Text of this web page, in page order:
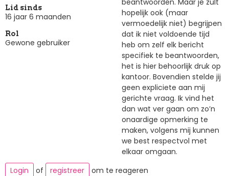
Lid sinds
16 jaar 6 maanden
Rol
Gewone gebruiker
beantwoorden. Maar je zult
hopelijk ook (maar
vermoedelijk niet) begrijpen
dat ik niet voldoende tijd
heb om zelf elk bericht
specifiek te beantwoorden,
het is hier behoorlijk druk op
kantoor. Bovendien stelde jij
geen expliciete aan mij
gerichte vraag. Ik vind het
dan wat ver gaan om zo’n
onaardige opmerking te
maken, volgens mij kunnen
we best respectvol met
elkaar omgaan.
Login
of registreer om te reageren